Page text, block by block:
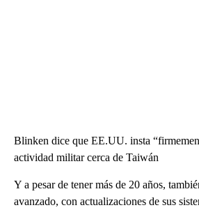
Blinken dice que EE.UU. insta
actividad militar cerca de Taiwán
Y a pesar de tener más de 20 años,
avanzado, con actualizaciones de sus